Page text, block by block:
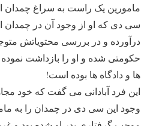
مامورین یک راست به سراغ چمدان
سی دی که او از وجود آن در چمدان
درآورده و در بررسی محتویاتش
حکومتی شده و او را بازداشت
ها و دادگاه ها بوده است!
این فرد آبادانی می گفت که خود
وجود این سی دی در چمدان را به